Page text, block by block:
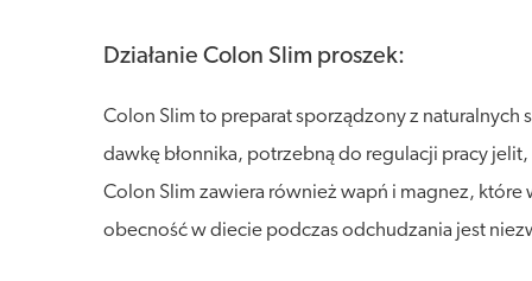
Działanie Colon Slim proszek:
Colon Slim to preparat sporządzony z
dawkę błonnika, potrzebną do regulacji pracy
Colon Slim zawiera również wapń i magnez,
obecność w diecie podczas odchudzania jest